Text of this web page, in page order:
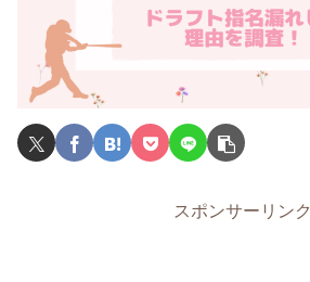
スポンサーリンク